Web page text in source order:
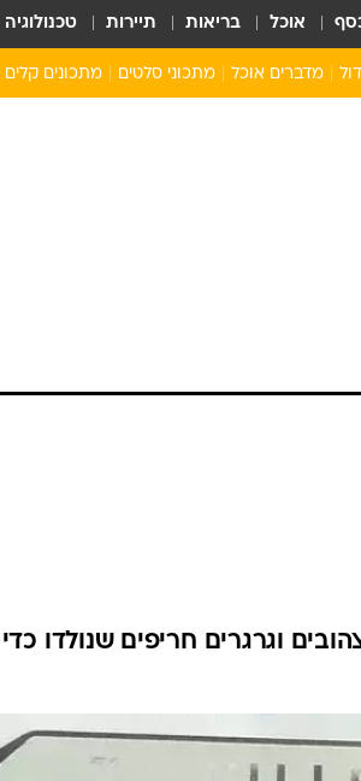
אוכל בריאות תיירות טכנולוגיה
מדברים אוכל מתכוני סלטים מתכונים קלים
וגרגרים חריפים שנולדו כדי